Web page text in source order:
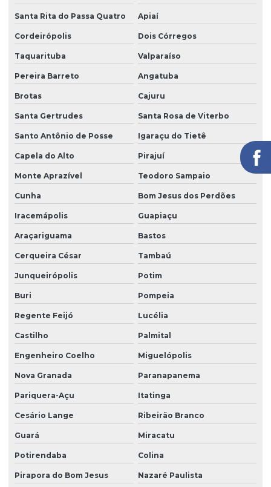
Serviço de facilities
Serviço de limpeza para empresas
Serviço de limpeza com equipamentos profissionais
Serviço de limpeza pós obra
Serviço de limpeza profissional
Serviço de limpeza terceirizado
Serviço de limpeza terceirizado preço
Serviço de limpeza de vidros
Serviço de portaria e zeladoria
Serviço de terceirização de limpeza
Serviço terceirizado de limpeza
Serviço de zelador condomínio
Serviço de zelador terceirizado
Serviços de facilities
Serviços de portaria e limpeza
Serviços de portaria e recepção
Serviços de recepção e portaria
Serviços de zeladoria e segurança em condomínios
Santa Rita do Passa Quatro Apiaí
Cordeirópolis Dois Córregos
Taquarituba Valparaíso
Pereira Barreto Angatuba
Brotas Cajuru
Santa Gertrudes Santa Rosa de Viterbo
Santo Antônio de Posse Igaraçu do Tietê
Capela do Alto Pirajuí
Monte Aprazível Teodoro Sampaio
Cunha Bom Jesus dos Perdões
Iracemápolis Guapiaçu
Araçariguama Bastos
Cerqueira César Tambaú
Junqueirópolis Potim
Buri Pompeia
Regente Feijó Lucélia
Castilho Palmital
Engenheiro Coelho Miguelópolis
Nova Granada Paranapanema
Pariquera-Açu Itatinga
Cesário Lange Ribeirão Branco
Guará Miracatu
Potirendaba Colina
Pirapora do Bom Jesus Nazaré Paulista